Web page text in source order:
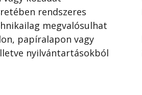
rendszeres
megvalósulhat
papíralapon vagy
nyilvántartásokból